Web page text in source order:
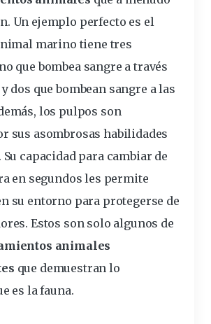
Un ejemplo perfecto es el
marino tiene tres
que bombea sangre a través
dos que bombean sangre a las
los pulpos son
sus asombrosashabilidades
Su capacidad para cambiar de
en segundos les permite
su entorno para protegerse de
Estos son solo algunos de
animales
que demuestran lo
es la fauna.